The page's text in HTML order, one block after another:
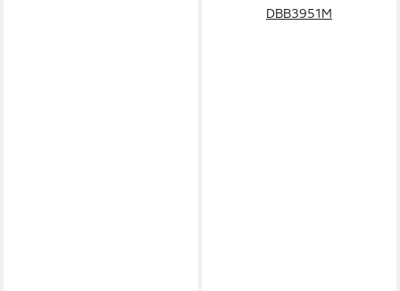
DBB3951M